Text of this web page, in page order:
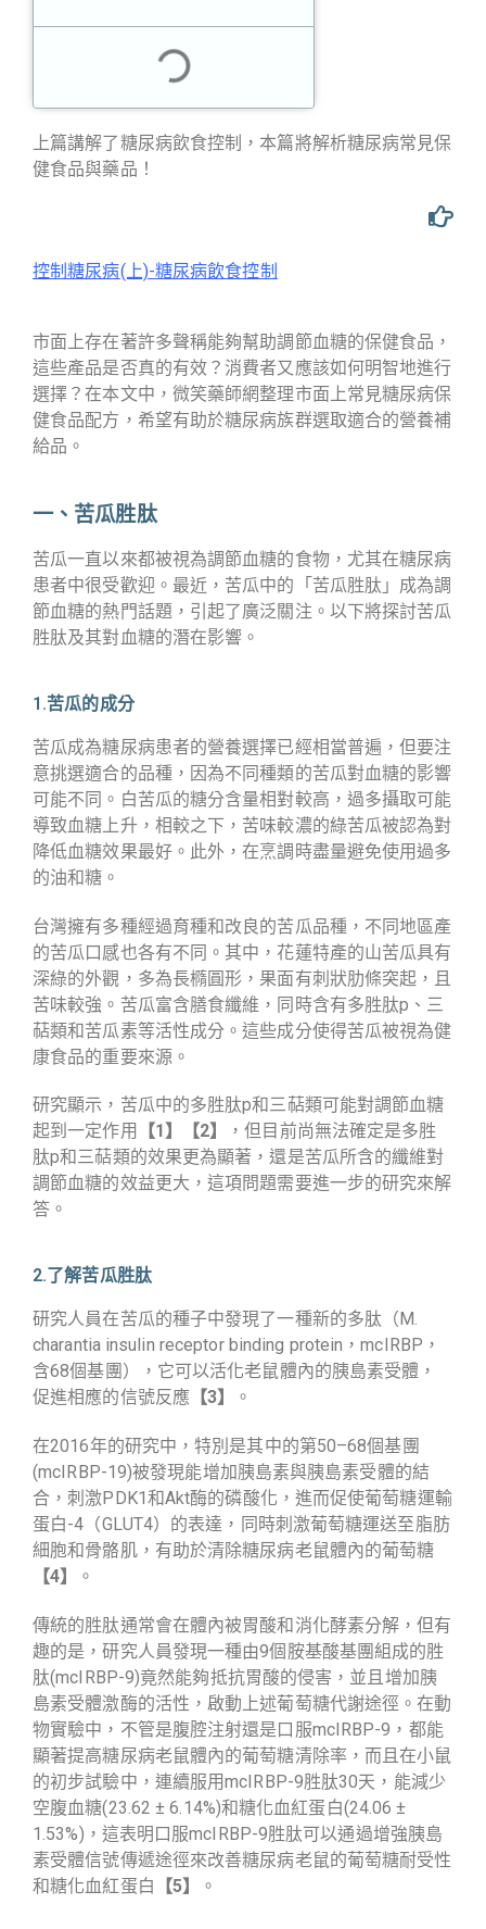
上篇講解了糖尿病飲食控制，本篇將解析糖尿病常見保
健食品與藥品！
控制糖尿病(上)-糖尿病飲食控制
市面上存在著許多聲稱能夠幫助調節血糖的保健食品，
這些產品是否真的有效？消費者又應該如何明智地進行
選擇？在本文中，微笑藥師網整理市面上常見糖尿病保
健食品配方，希望有助於糖尿病族群選取適合的營養補
給品。
一、苦瓜胜肽
苦瓜一直以來都被視為調節血糖的食物，尤其在糖尿病
患者中很受歡迎。最近，苦瓜中的「苦瓜胜肽」成為調
節血糖的熱門話題，引起了廣泛關注。以下將探討苦瓜
胜肽及其對血糖的潛在影響。
1.苦瓜的成分
苦瓜成為糖尿病患者的營養選擇已經相當普遍，但要注
意挑選適合的品種，因為不同種類的苦瓜對血糖的影響
可能不同。白苦瓜的糖分含量相對較高，過多攝取可能
導致血糖上升，相較之下，苦味較濃的綠苦瓜被認為對
降低血糖效果最好。此外，在烹調時盡量避免使用過多
的油和糖。
台灣擁有多種經過育種和改良的苦瓜品種，不同地區產
的苦瓜口感也各有不同。其中，花蓮特產的山苦瓜具有
深綠的外觀，多為長橢圓形，果面有刺狀肋條突起，且
苦味較強。苦瓜富含膳食纖維，同時含有多胜肽p、三
萜類和苦瓜素等活性成分。這些成分使得苦瓜被視為健
康食品的重要來源。
研究顯示，苦瓜中的多胜肽p和三萜類可能對調節血糖
起到一定作用
【1】【2】
，但目前尚無法確定是多胜
肽p和三萜類的效果更為顯著，還是苦瓜所含的纖維對
調節血糖的效益更大，這項問題需要進一步的研究來解
答。
2.了解苦瓜胜肽
研究人員在苦瓜的種子中發現了一種新的多肽（M.
charantia insulin receptor binding protein，mcIRBP，
含68個基團），它可以活化老鼠體內的胰島素受體，
促進相應的信號反應【3】 。
在2016年的研究中，特別是其中的第50–68個基團
(mcIRBP-19)被發現能增加胰島素與胰島素受體的結
合，刺激PDK1和Akt酶的磷酸化，進而促使葡萄糖運輸
蛋白-4（GLUT4）的表達，同時刺激葡萄糖運送至脂肪
細胞和骨骼肌，有助於清除糖尿病老鼠體內的葡萄糖
【4】
。
傳統的胜肽通常會在體內被胃酸和消化酵素分解，但有
趣的是，研究人員發現一種由9個胺基酸基團組成的胜
肽(mcIRBP-9)竟然能夠抵抗胃酸的侵害，並且增加胰
島素受體激酶的活性，啟動上述葡萄糖代謝途徑。在動
物實驗中，不管是腹腔注射還是口服mcIRBP-9，都能
顯著提高糖尿病老鼠體內的葡萄糖清除率，而且在小鼠
的初步試驗中，連續服用mcIRBP-9胜肽30天，能減少
空腹血糖(23.62 ± 6.14%)和糖化血紅蛋白(24.06 ±
1.53%)，這表明口服mcIRBP-9胜肽可以通過增強胰島
素受體信號傳遞途徑來改善糖尿病老鼠的葡萄糖耐受性
和糖化血紅蛋白 【5】 。